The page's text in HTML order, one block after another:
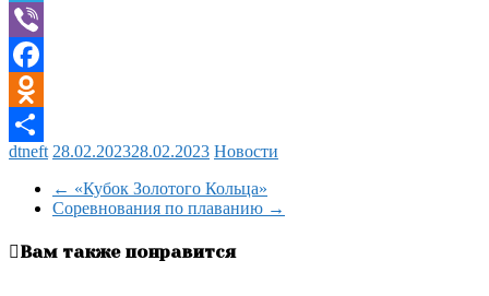
Telegram
Viber
Facebook
Odnoklassniki
Отправить
dtneft 28.02.202328.02.2023 Новости
← «Кубок Золотого Кольца»
Соревнования по плаванию →
Вам также понравится